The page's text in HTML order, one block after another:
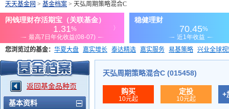
天天基金网 > 基金档案 > 天弘周期策略混合C
您浏览过的基金： 华夏大盘 嘉实增长 泰达精选 嘉实服务 易基策略 兴业全球
添富优势 华安宏利 上证180价值ETF
返回基金品种页
基本资料
天弘周期策略混合C (015458)
购买
10元起
定投
10元起
+